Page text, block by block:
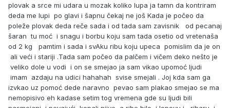
plovak a srce mi udara u mozak koliko lupa ja tamn da kontriram
deda me lupi po glavi i šapnu čekaj ne još Kada je počeo da
poleže plovak deda reče sada i od tada sam zavisnik od pecanaj
šaran tu moć i snagu i borbu koju sam tada osetio od vretenaša
od 2 kg pamtim i sada i svAku ribu koju upeca pomislim da je on
ali veći i stariji .Tada sam počeo da palčem i vičem deko nešto je
veliko dole u vodi i on se smejao ja sam vikao upomoć ljudi
imam azdaju na udici hahahah svise smejali . Joj kda sam ga
izvkao uz pomoć dede naravno pevao sam plakao smejao se ma
nemopisivo eh kadase setim tog vremena gde su ljudi bili